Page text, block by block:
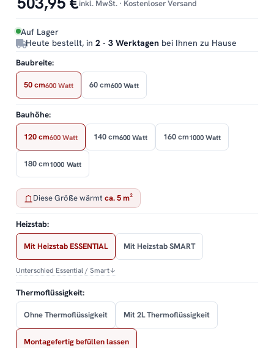
inkl. MwSt. · Kostenloser Versand
Auf Lager
Heute bestellt, in 2 - 3 Werktagen bei Ihnen zu Hause
Baubreite:
50 cm600 Watt 60 cm600 Watt
Bauhöhe:
120 cm600 Watt 140 cm600 Watt 160 cm1000 Watt
180 cm1000 Watt
Diese Größe wärmt ca. 5 m²
Heizstab:
Mit Heizstab ESSENTIAL Mit Heizstab SMART
Unterschied Essential / Smart↓
Thermoflüssigkeit:
Ohne Thermoflüssigkeit Mit 2L Thermoflüssigkeit
Montagefertig befüllen lassen